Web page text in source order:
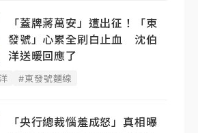
「蓋牌蔣萬安」遭出征！「東
發號」心累全刷白止血 沈伯
洋送暖回應了
#東發號麵線
「央行總裁惱羞成怒」真相曝